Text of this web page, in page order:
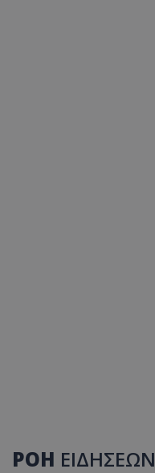
ΡΟΗ ΕΙΔΗΣΕΩΝ